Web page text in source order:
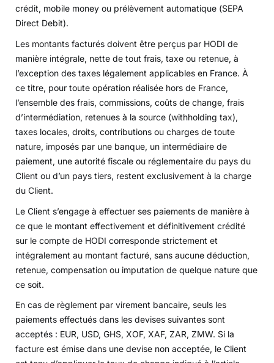
crédit, mobile money ou prélèvement automatique (SEPA
Direct Debit).
Les montants facturés doivent être perçus par HODI de
manière intégrale, nette de tout frais, taxe ou retenue, à
l’exception des taxes légalement applicables en France. À
ce titre, pour toute opération réalisée hors de France,
l’ensemble des frais, commissions, coûts de change, frais
d’intermédiation, retenues à la source (withholding tax),
taxes locales, droits, contributions ou charges de toute
nature, imposés par une banque, un intermédiaire de
paiement, une autorité fiscale ou réglementaire du pays du
Client ou d’un pays tiers, restent exclusivement à la charge
du Client.
Le Client s’engage à effectuer ses paiements de manière à
ce que le montant effectivement et définitivement crédité
sur le compte de HODI corresponde strictement et
intégralement au montant facturé, sans aucune déduction,
retenue, compensation ou imputation de quelque nature que
ce soit.
En cas de règlement par virement bancaire, seuls les
paiements effectués dans les devises suivantes sont
acceptés : EUR, USD, GHS, XOF, XAF, ZAR, ZMW. Si la
facture est émise dans une devise non acceptée, le Client